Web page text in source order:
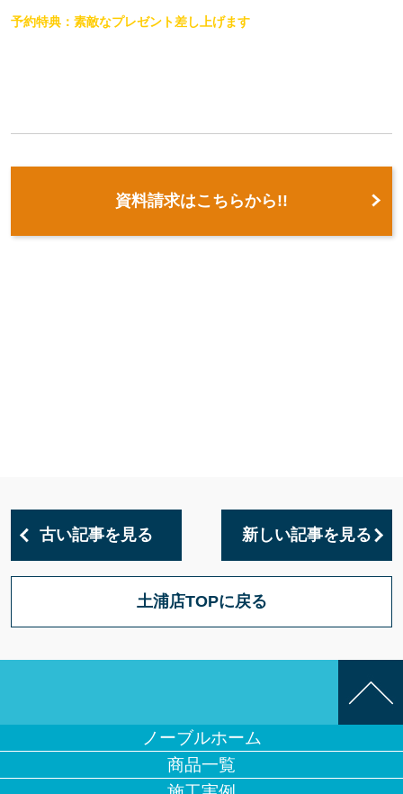
予約特典：素敵なプレゼント差し上げます
資料請求はこちらから!!
古い記事を見る 新しい記事を見る
土浦店TOPに戻る
ノーブルホーム
商品一覧